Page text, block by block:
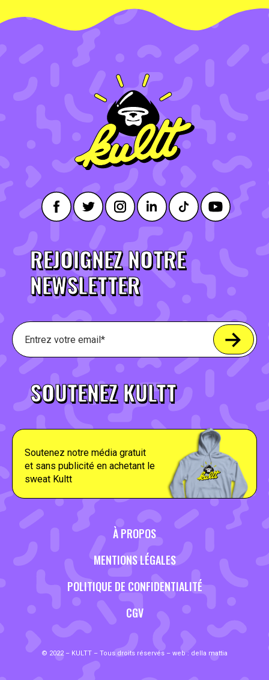
REJOIGNEZ NOTRE
NEWSLETTER
SOUTENEZ KULTT
Soutenez notre média gratuit
et sans publicité en achetant le
sweat Kultt
À PROPOS
MENTIONS LÉGALES
POLITIQUE DE CONFIDENTIALITÉ
CGV
© 2022 – KULTT – Tous droits réservés – web : della mattia